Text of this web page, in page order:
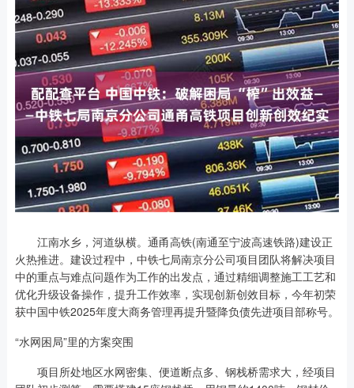
江南水乡，河道纵横。通甬高铁(南通至宁波高速铁路)建设正
火热推进。建设过程中，中铁七局南京分公司项目团队将解决项目
中的重点与难点问题作为工作的出发点，通过精细调整施工工艺和
优化升级设备操作，提升工作效率，实现创新创效目标，今年初荣
获中国中铁2025年度大商务管理再提升暨降负债先进项目部称号。
“水网困局”里的方案突围
项目所处地区水网密集、便道断点多、钢栈桥需求大，经项目